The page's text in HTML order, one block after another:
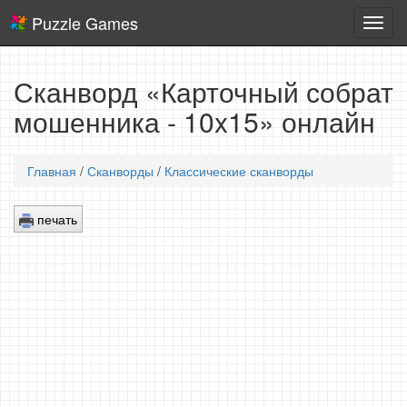
игры
Puzzle Games
Сканворд «Карточный собрат
мошенника - 10x15» онлайн
Главная / Сканворды / Классические сканворды
печать